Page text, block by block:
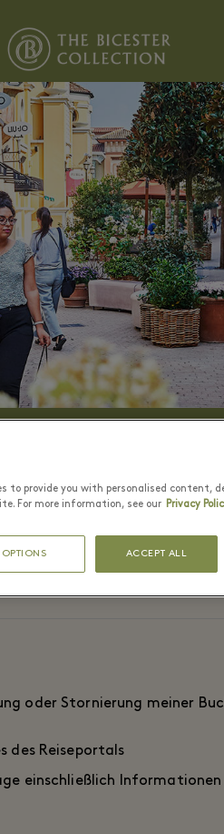
zögern Sie nicht, uns zu
oder Stornierung meiner
des Reiseportals
einschließlich
to provide you with personalised content,
For more information, see our Privacy
OPTIONS ACCEPT ALL